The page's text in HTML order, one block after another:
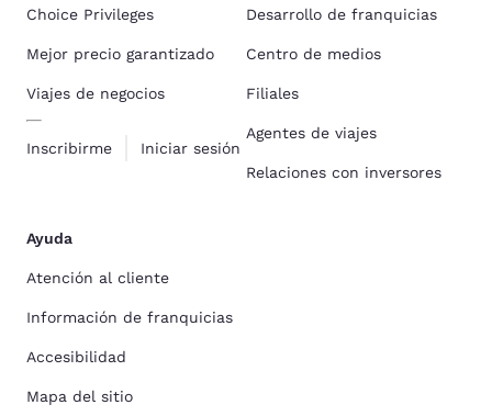
Choice Privileges
Mejor precio garantizado
Viajes de negocios
Inscribirme Iniciar sesión
Desarrollo de franquicias
Centro de medios
Filiales
Agentes de viajes
Relaciones con inversores
Ayuda
Atención al cliente
Información de franquicias
Accesibilidad
Mapa del sitio